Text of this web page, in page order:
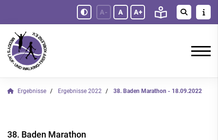
A- A A+
Ergebnisse Ergebnisse 2022 38. Baden Marathon - 18.09.2022
38. Baden Marathon